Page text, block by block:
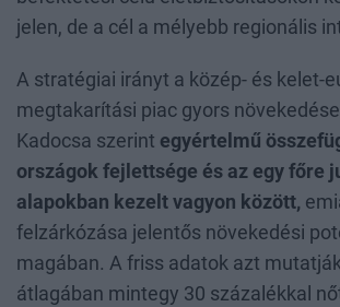
jelen, de a cél a mélyebb regionális
A stratégiai irányt a közép- és kelet-
megtakarítási piac gyors
Kadocsa szerint egyértelmű
országok fejlettsége és az egy főre
alapokban kezelt vagyon között,
felzárkózása jelentős növekedési
magában. A friss adatok azt
átlagában mintegy 30 százalékkal